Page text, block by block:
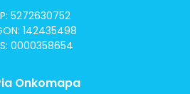
5272630752
142435498
0000358654
Onkomapa